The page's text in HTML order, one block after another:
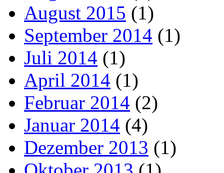
August 2015 (1)
September 2014 (1)
Juli 2014 (1)
April 2014 (1)
Februar 2014 (2)
Januar 2014 (4)
Dezember 2013 (1)